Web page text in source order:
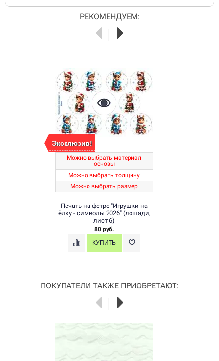
РЕКОМЕНДУЕМ:
Эксклюзив!
Можно выбрать материал
основы
Можно выбрать толщину
Можно выбрать размер
Печать на фетре "Игрушки на
ёлку - символы 2026" (лошади,
лист 6)
80 руб.
ПОКУПАТЕЛИ ТАКЖЕ ПРИОБРЕТАЮТ: